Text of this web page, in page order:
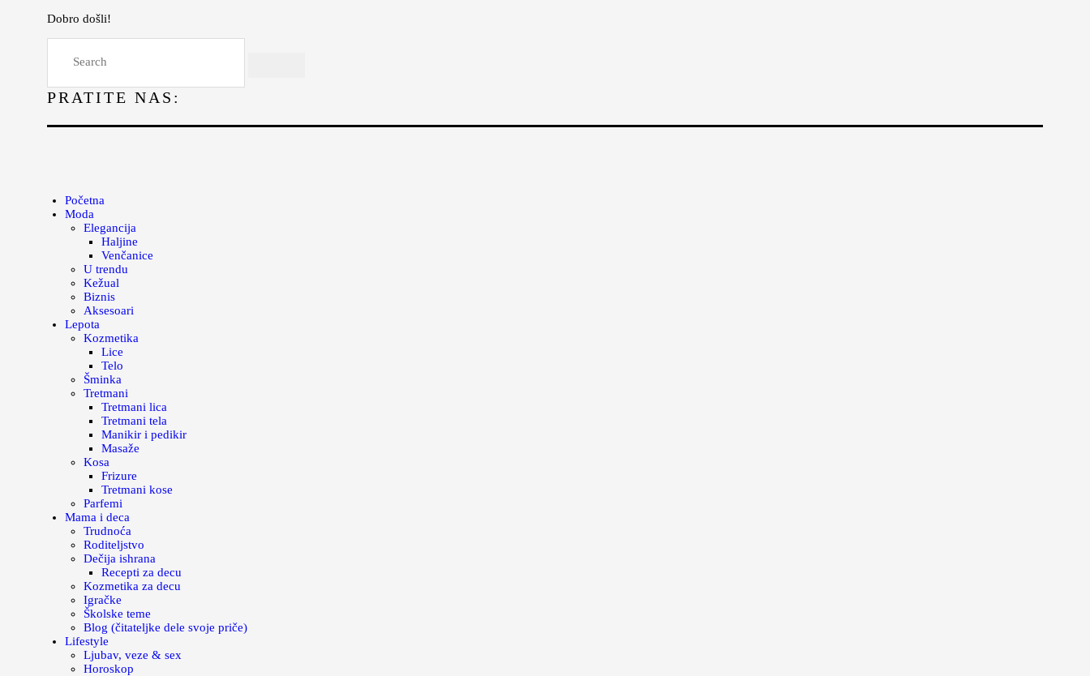
Dobro došli!
PRATITE NAS:
Početna
Moda
Elegancija
Haljine
Venčanice
U trendu
Kežual
Biznis
Aksesoari
Lepota
Kozmetika
Lice
Telo
Šminka
Tretmani
Tretmani lica
Tretmani tela
Manikir i pedikir
Masaže
Kosa
Frizure
Tretmani kose
Parfemi
Mama i deca
Trudnoća
Roditeljstvo
Dečija ishrana
Recepti za decu
Kozmetika za decu
Igračke
Školske teme
Blog (čitateljke dele svoje priče)
Lifestyle
Ljubav, veze & sex
Horoskop
Lepota
Kuhinja
Magazin